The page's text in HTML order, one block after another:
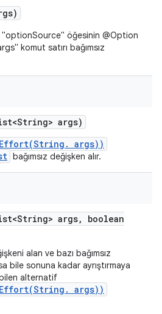
öğesinin @Option
komut satırı bağımsız
args)
args))
bağımsız değişken alır.
args,
boolean
alan ve bazı bağımsız
bile sonuna kadar ayrıştırmaya
alternatif
args))